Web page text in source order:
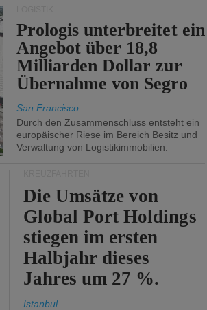
Prologis unterbreitet ein
Angebot über 18,8
Milliarden Dollar zur
Übernahme von Segro
San Francisco
Durch den Zusammenschluss entsteht ein
europäischer Riese im Bereich Besitz und
Verwaltung von Logistikimmobilien.
Die Umsätze von
Global Port Holdings
stiegen im ersten
Halbjahr dieses
Jahres um 27 %.
Istanbul